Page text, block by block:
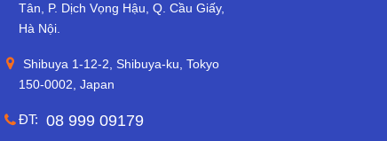
Tân, P. Dịch Vọng Hậu, Q. Cầu Giấy,
Hà Nội.
Shibuya 1-12-2, Shibuya-ku, Tokyo
150-0002, Japan
ĐT: 08 999 09179